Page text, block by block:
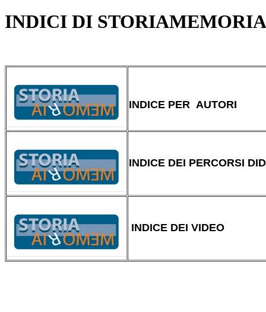
INDICI DI
INDICE PER AUTORI
INDICE DEI PERCORSI
INDICE DEI VIDEO